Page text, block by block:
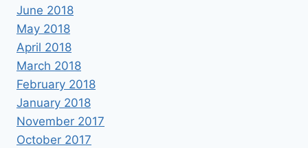
June 2018
May 2018
April 2018
March 2018
February 2018
January 2018
November 2017
October 2017